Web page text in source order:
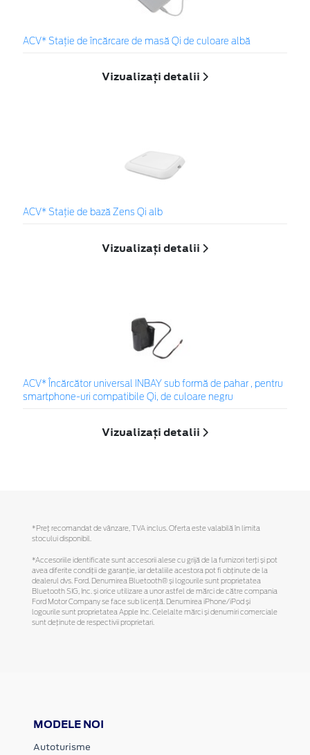
ACV* Stație de încărcare de masă Qi de culoare albă
Vizualizați detalii
ACV* Stație de bază Zens Qi alb
Vizualizați detalii
ACV* Încărcător universal INBAY sub formă de pahar , pentru
smartphone-uri compatibile Qi, de culoare negru
Vizualizați detalii
*Preţ recomandat de vânzare, TVA inclus. Oferta este valabilă în limita
stocului disponibil.
*Accesoriile identificate sunt accesorii alese cu grijă de la furnizori terți și pot
avea diferite condiții de garanție, iar detaliile acestora pot fi obținute de la
dealerul dvs. Ford. Denumirea Bluetooth® și logourile sunt proprietatea
Bluetooth SIG, Inc. și orice utilizare a unor astfel de mărci de către compania
Ford Motor Company se face sub licență. Denumirea iPhone/iPod și
logourile sunt proprietatea Apple Inc. Celelalte mărci și denumiri comerciale
sunt deținute de respectivii proprietari.
MODELE NOI
Autoturisme